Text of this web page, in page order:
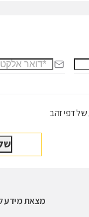
של דפי זהב
מצאת מידע